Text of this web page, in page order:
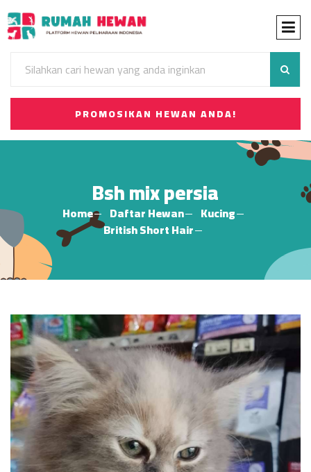
PROMOSIKAN HEWAN ANDA!
Bsh mix persia
Home Daftar Hewan
Kucing
British Short Hair